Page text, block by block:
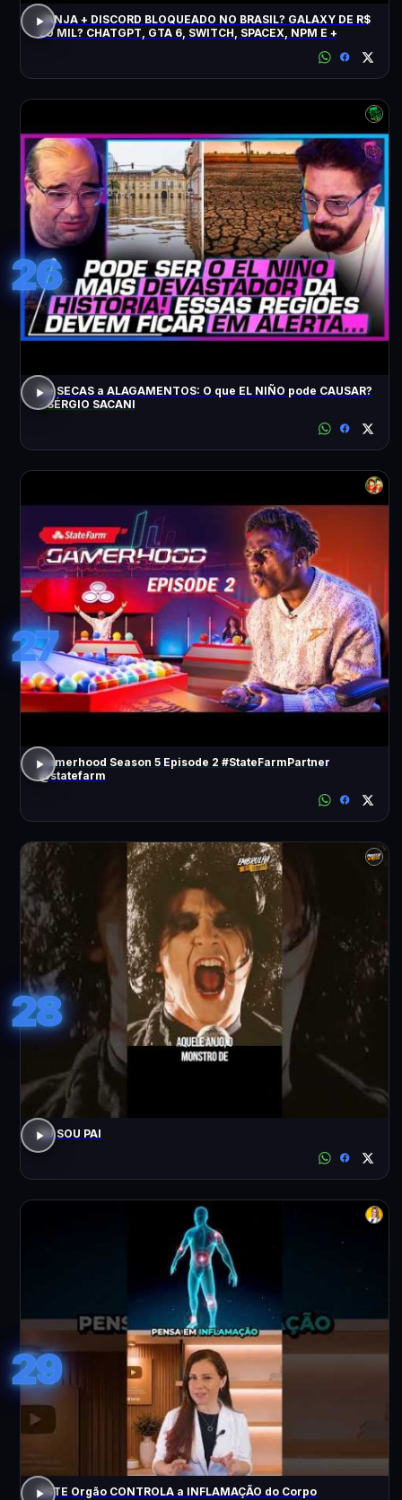
JANJA + DISCORD BLOQUEADO NO BRASIL? GALAXY DE R$
20 MIL? CHATGPT, GTA 6, SWITCH, SPACEX, NPM E +
26
De SECAS a ALAGAMENTOS: O que EL NIÑO pode CAUSAR?
- SÉRGIO SACANI
27
Gamerhood Season 5 Episode 2 #StateFarmPartner
@statefarm
28
EU SOU PAI
29
ESTE Orgão CONTROLA a INFLAMAÇÃO do Corpo